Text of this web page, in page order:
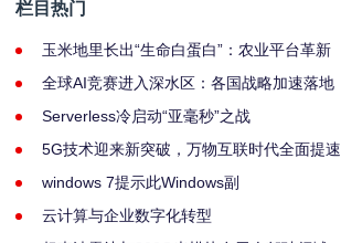
栏目热门
玉米地里长出“生命白蛋白”：农业平台革新
全球AI竞赛进入深水区：各国战略加速落地
Serverless冷启动“亚毫秒”之战
5G技术迎来新突破，万物互联时代全面提速
windows 7提示此Windows副
云计算与企业数字化转型